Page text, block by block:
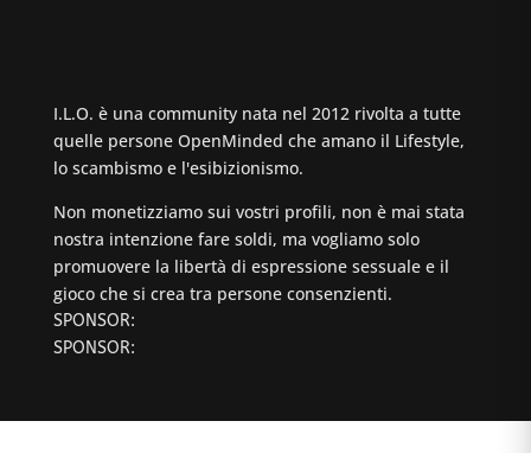
I.L.O. è una community nata nel 2012 rivolta a tutte
quelle persone OpenMinded che amano il Lifestyle,
lo scambismo e l'esibizionismo.
Non monetizziamo sui vostri profili, non è mai stata
nostra intenzione fare soldi, ma vogliamo solo
promuovere la libertà di espressione sessuale e il
gioco che si crea tra persone consenzienti.
SPONSOR:
SPONSOR: